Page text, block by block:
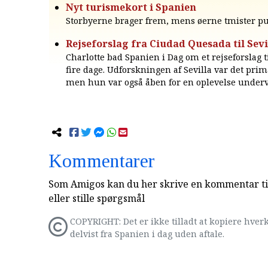
Nyt turismekort i Spanien
Storbyerne brager frem, mens øerne tmister
Rejseforslag fra Ciudad Quesada til
Charlotte bad Spanien i Dag om et rejseforslag
fire dage. Udforskningen af Sevilla var det
men hun var også åben for en oplevelse
Kommentarer
Som Amigos kan du her skrive en kommentar
eller stille spørgsmål
COPYRIGHT: Det er ikke tilladt at kopiere
delvist fra Spanien i dag uden aftale.